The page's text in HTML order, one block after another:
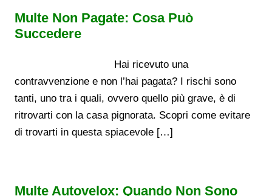
Multe Non Pagate: Cosa Può
Succedere
Hai ricevuto una
contravvenzione e non l’hai pagata? I rischi sono
tanti, uno tra i quali, ovvero quello più grave, è di
ritrovarti con la casa pignorata. Scopri come evitare
di trovarti in questa spiacevole […]
Multe Autovelox: Quando Non Sono